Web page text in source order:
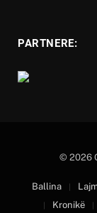
PARTNERE:
© 2026
Ballina
Kronikë